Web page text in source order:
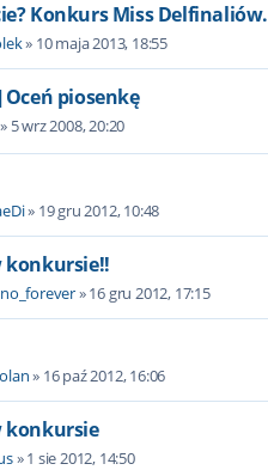
Konkurs Miss Delfinaliów.
» 10 maja 2013, 18:55
piosenkę
» 5 wrz 2008, 20:20
» 19 gru 2012, 10:48
konkursie!!
»16 gru 2012, 17:15
» 16 paź 2012, 16:06
konkursie
»1 sie 2012, 14:50